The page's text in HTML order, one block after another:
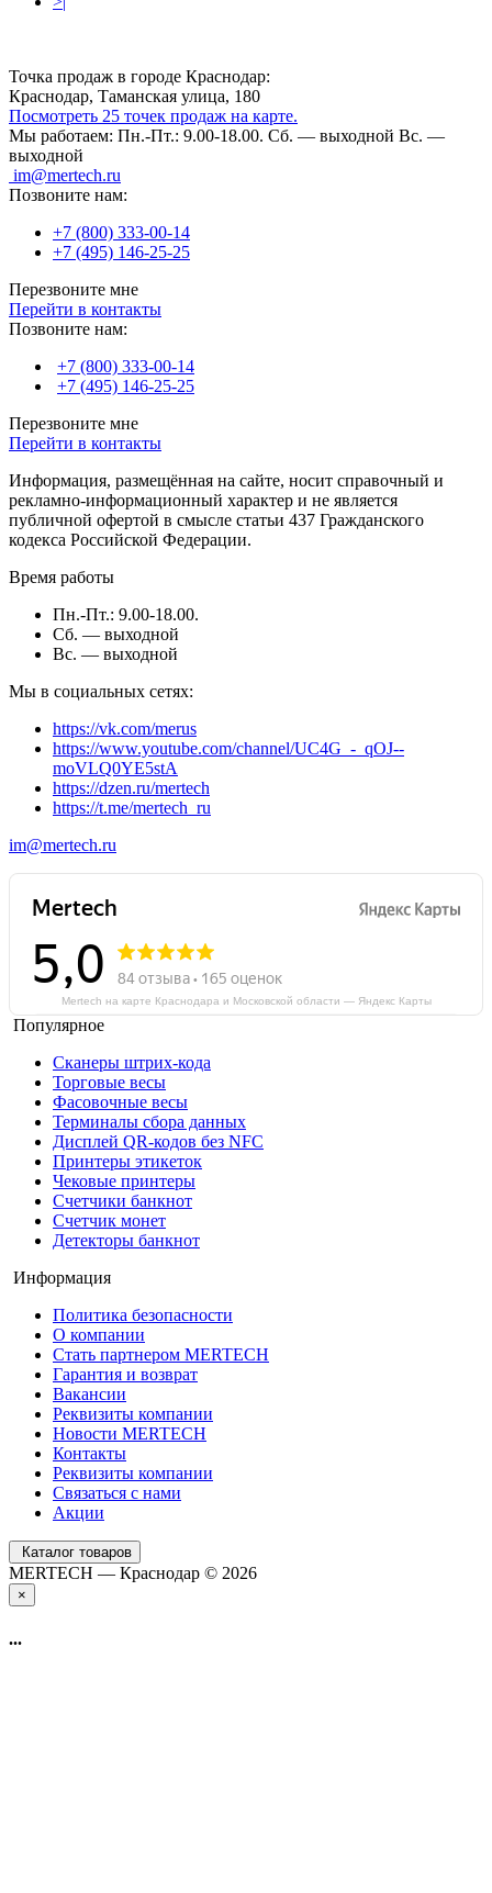
Точка продаж в городе Краснодар:
Краснодар, Таманская улица, 180
Посмотреть 25 точек продаж на карте.
Мы работаем: Пн.-Пт.: 9.00-18.00. Сб. — выходной Вс. —
выходной
im@mertech.ru
Позвоните нам:
+7 (800) 333-00-14
+7 (495) 146-25-25
Перезвоните мне
Перейти в контакты
Позвоните нам:
+7 (800) 333-00-14
+7 (495) 146-25-25
Перезвоните мне
Перейти в контакты
Информация, размещённая на сайте, носит справочный и
рекламно-информационный характер и не является
публичной офертой в смысле статьи 437 Гражданского
кодекса Российской Федерации.
Время работы
Пн.-Пт.: 9.00-18.00.
Сб. — выходной
Вс. — выходной
Мы в социальных сетях:
https://vk.com/merus
https://www.youtube.com/channel/UC4G_-_qOJ--
moVLQ0YE5stA
https://dzen.ru/mertech
https://t.me/mertech_ru
im@mertech.ru
Mertech на карте Краснодара и Московской области — Яндекс Карты
Популярное
Сканеры штрих-кода
Торговые весы
Фасовочные весы
Терминалы сбора данных
Дисплей QR-кодов без NFC
Принтеры этикеток
Чековые принтеры
Счетчики банкнот
Счетчик монет
Детекторы банкнот
Информация
Политика безопасности
О компании
Стать партнером MERTECH
Гарантия и возврат
Вакансии
Реквизиты компании
Новости MERTECH
Контакты
Реквизиты компании
Связаться с нами
Акции
Каталог товаров
MERTECH — Краснодар © 2026
×
...